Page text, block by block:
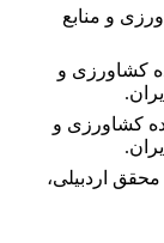
و منابع
کشاورزی و
کشاورزی و
اردبیلی،